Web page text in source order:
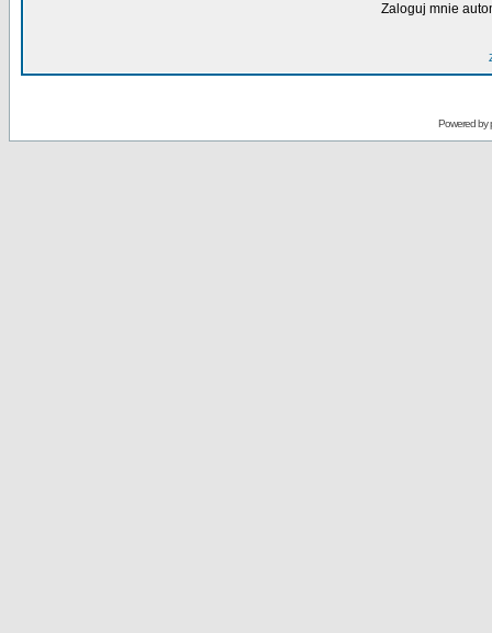
Zaloguj mnie
Powered by